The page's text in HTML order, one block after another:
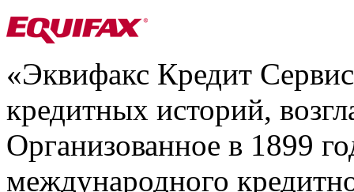
«Эквифакс Кредит
кредитных историй,
Организованное в 1899
международного